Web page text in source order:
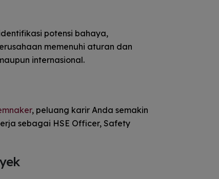
potensi bahaya,
memenuhi aturan dan
internasional.
, peluang karir Anda semakin
sebagai HSE Officer, Safety